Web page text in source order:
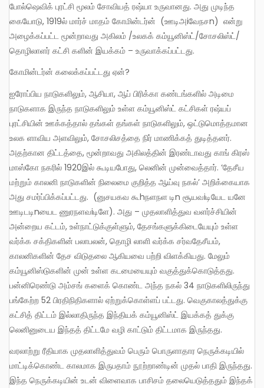
போல்ஷெவிக் புரட்சி மூலம் சோவியத் ரஷ்யா உருவானது. அது முடிந்த
கையோடு, 1919ல் மார்ச் மாதம் கோமின்டர்ன் (ஊடிஅiவேநசn) என்று
அழைக்கப்பட்ட மூன்றாவது அகிலம் /உலகக் கம்யூனிஸ்ட்/சோசலிஸ்ட்/
தொழிலாளர் கட்சி களின் இயக்கம் – உருவாக்கப்பட்டது.
கோமின்டர்ன் கலைக்கப்பட்டது ஏன்?
ஐரோப்பிய நாடுகளிலும், ஆசியா, ஆப் பிரிக்கா கண்டங்களில் அடிமை
நாடுகளாக இருந்த நாடுகளிலும் உள்ள கம்யூனிஸ்ட் கட்சிகள் ரஷ்யப்
புரட்சியின் ஊக்கத்தால் தங்கள் தங்கள் நாடுகளிலும், ஒட்டுமொத்தமான
உலக ளாவிய அளவிலும், சோசலிசத்தை நிர் மாணிக்கத் துடித்தனர்.
அதற்கான திட்டத்தை, மூன்றாவது அகிலத்தின் இரண்டாவது காங் கிரஸ்
மாஸ்கோ நகரில் 1920இல் கூடியபோது, லெனின் முன்வைத்தார். ‘தேசீய
மற்றும் காலனி நாடுகளின் நிலைமை குறித்த ஆய்வு நகல்’ அறிக்கையாக
அது சமர்ப்பிக்கப்பட்டது. (னுசயகவ கூhநளநள டிn சூயவiடியேட யனே
ஊடிடடிnயைட ணுரநளவiடிளே). அது – முதலாளித்துவ வளர்ச்சியின்
அன்றைய கட்டம், உள்நாட்டுக்குள்ளும், தேசங்களுக்கிடையேயும் உள்ள
வர்க்க சக்திகளின் பலாபலன், தொழி லாளி வர்க்க சர்வதேசீயம்,
காலனிகளின் தேச விடுதலை ஆகியவை பற்றி விளக்கியது. மேலும்
கம்யூனிஸ்டுகளின் முன் உள்ள கடமையையும் வகுத்துக்கொடுத்தது.
பன்னிரெண்டு அம்சங் களைக் கொண்ட அந்த நகல் 34 நாடுகளிலிருந்து
பங்கேற்ற 52 பிரதிநிதிகளால் ஏற்றுக்கொள்ளப் பட்டது. வெகுகாலத்துக்கு
கட்சித் திட்டம் இல்லாதிருந்த இந்தியக் கம்யூனிஸ்ட் இயக்கத் துக்கு
லெனினுடைய இந்தத் திட்டமே வழி காட்டும் திட்டமாக இருந்தது.
வரலாற்று ரீதியாக முதலாளித்துவம் பெரும் பொருளாதார நெருக்கடியில்
மாட்டிக்கொண்ட காலமாக இருபதாம் நூற்றாண்டின் முதல் பாதி இருந்தது.
இந்த நெருக்கடியின் உடன் விளைவாக பாசிசம் தலையெடுத்ததும் இந்தக்